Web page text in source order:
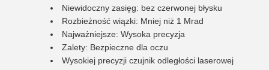
Niewidoczny zasięg: bez czerwonej błysku
Rozbieżność wiązki: Mniej niż 1 Mrad
Najważniejsze: Wysoka precyzja
Zalety: Bezpieczne dla oczu
Wysokiej precyzji czujnik odległości laserowej